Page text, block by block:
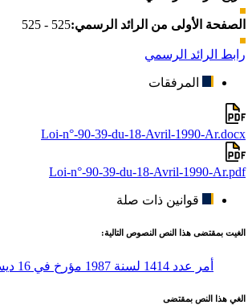
الصفحة الأولى من الرائد الرسمي:525 - 525
رابط الرائد الرسمي
المرفقات
Loi-n°-90-39-du-18-Avril-1990-Ar.docx
Loi-n°-90-39-du-18-Avril-1990-Ar.pdf
قوانين ذات صلة
الغيت بمقتضى هذا النص النصوص التالية:
أمر عدد 1414 لسنة 1987 مؤرخ في 16 ديسمبر1987 يتعلق بإحداث المجلس الدستوري للجمهورية
الغي هذا النص بمقتضى